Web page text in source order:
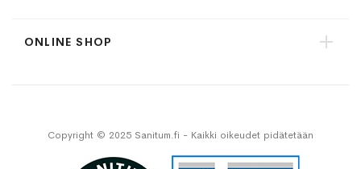
ONLINE SHOP
Copyright © 2025 Sanitum.fi - Kaikki oikeudet pidätetään